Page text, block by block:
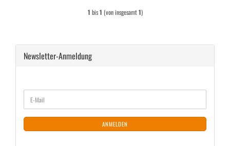
1 bis1 (von insgesamt1)
Newsletter-Anmeldung
ZUR
NEWSLETTER-
ANMELDUNG
E-
Mail
ANMELDEN